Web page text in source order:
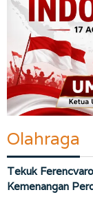
Olahraga
Tekuk
Kemenangan